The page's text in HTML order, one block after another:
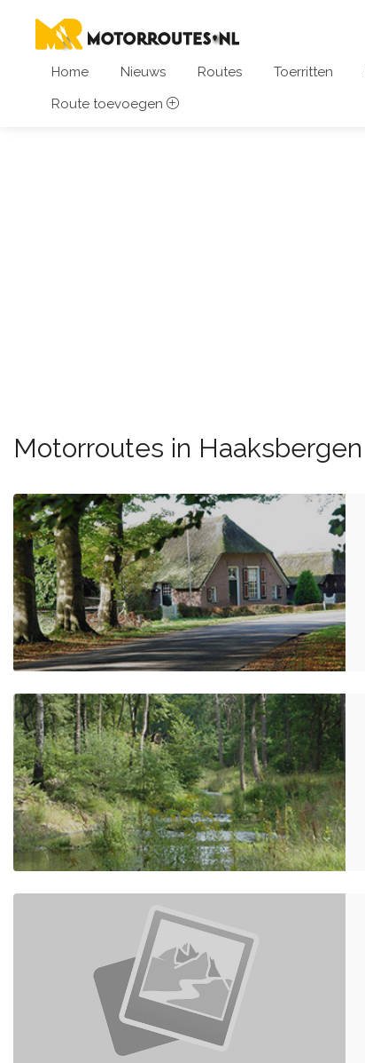
Home Nieuws Routes Toerritten
Route toevoegen
Motorroutes in Haaksbergen